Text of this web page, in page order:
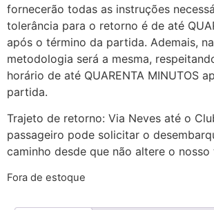
fornecerão todas as instruções
tolerância para o retorno é de até
após o término da partida. Ademais,
metodologia será a mesma,
horário de até QUARENTA MINUTOS
partida.
Trajeto de retorno: Via Neves até o
passageiro pode solicitar o
caminho desde que não altere o nosso
Fora de estoque